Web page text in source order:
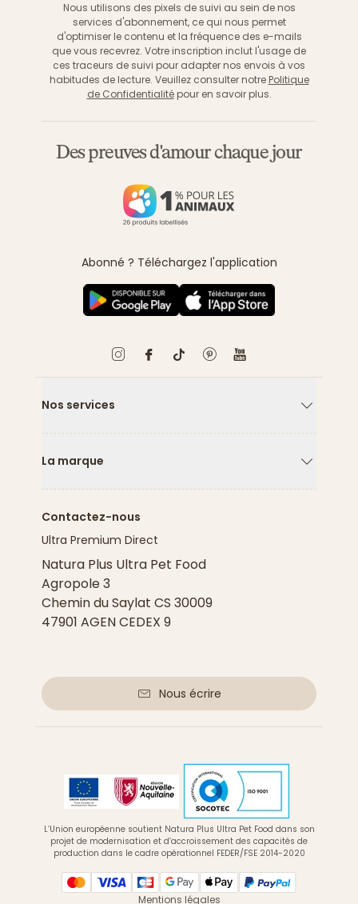
Nous utilisons des pixels de suivi au sein de nos
services d'abonnement, ce qui nous permet
d'optimiser le contenu et la fréquence des e-mails
que vous recevrez. Votre inscription inclut l'usage de
ces traceurs de suivi pour adapter nos envois à vos
habitudes de lecture. Veuillez consulter notre Politique
de Confidentialitépour en savoir plus.
Des preuves d'amour chaque jour
Abonné ? Téléchargez l'application
Nos services
La marque
Contactez-nous
Ultra Premium Direct
Natura Plus Ultra Pet Food
Agropole 3
Chemin du Saylat CS 30009
47901 AGEN CEDEX 9
Nous écrire
L’Union européenne soutient Natura Plus Ultra Pet Food dans son
projet de modernisation et d’accroissement des capacités de
production dans le cadre opérationnel FEDER/FSE 2014-2020
Mentions légales